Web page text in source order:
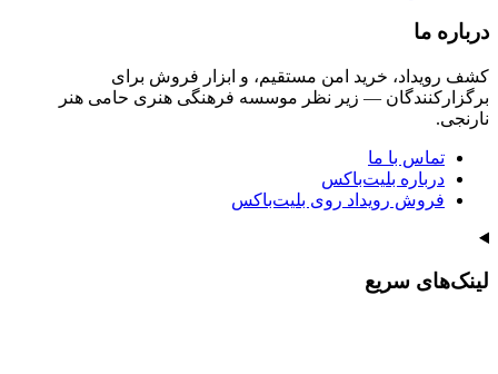
درباره ما
کشف رویداد، خرید امن مستقیم، و ابزار فروش برای
برگزارکنندگان — زیر نظر موسسه فرهنگی هنری حامی هنر
نارنجی.
تماس با ما
درباره بلیت‌باکس
فروش رویداد روی بلیت‌باکس
لینک‌های سریع